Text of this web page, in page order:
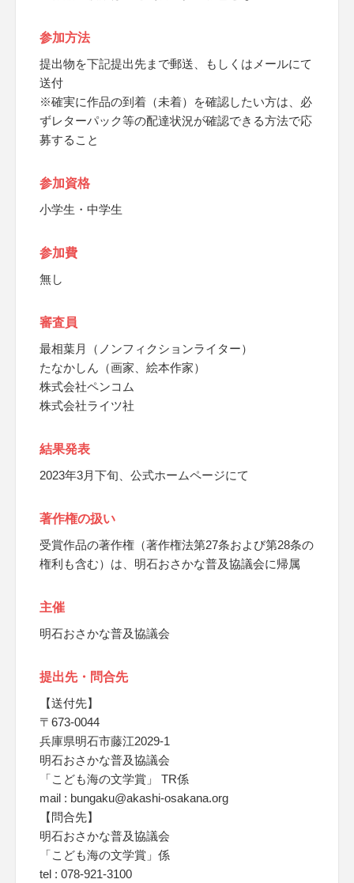
参加方法
提出物を下記提出先まで郵送、もしくはメールにて
送付
※確実に作品の到着（未着）を確認したい方は、必
ずレターパック等の配達状況が確認できる方法で応
募すること
参加資格
小学生・中学生
参加費
無し
審査員
最相葉月（ノンフィクションライター）
たなかしん（画家、絵本作家）
株式会社ペンコム
株式会社ライツ社
結果発表
2023年3月下旬、公式ホームページにて
著作権の扱い
受賞作品の著作権（著作権法第27条および第28条の
権利も含む）は、明石おさかな普及協議会に帰属
主催
明石おさかな普及協議会
提出先・問合先
【送付先】
〒673-0044
兵庫県明石市藤江2029-1
明石おさかな普及協議会
「こども海の文学賞」 TR係
mail : bungaku@akashi-osakana.org
【問合先】
明石おさかな普及協議会
「こども海の文学賞」係
tel : 078-921-3100